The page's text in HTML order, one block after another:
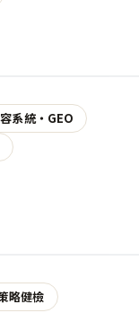
系統・GEO
略健檢